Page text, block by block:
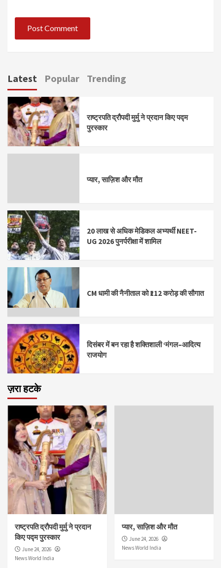
Latest Popular Trending
राष्ट्रपति द्रौपदी मुर्मु ने प्रदान किए पद्म
पुरस्कार
प्यार, साज़िश और मौत
20 लाख से अधिक मेडिकल अभ्यर्थी NEET-
UG 2026 पुनर्परीक्षा में शामिल
CM धामी की नैनीताल को ₹112 करोड़ की सौगात
दिसंबर में बन रहा है शक्तिशाली ‘मंगल–आदित्य
राजयोग
ज़रा हटके
राष्ट्रपति द्रौपदी मुर्मु ने प्रदान
किए पद्म पुरस्कार
June 24, 2026
News World India
प्यार, साज़िश और मौत
June 24, 2026
News World India